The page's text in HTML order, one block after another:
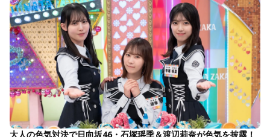
大人の色気対決で日向坂46・石塚瑶季＆渡辺莉奈が色気を披露！